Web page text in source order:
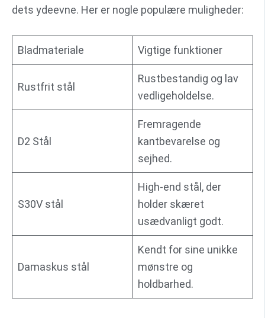
dets ydeevne. Her er nogle populære muligheder:
Bladmateriale Vigtige funktioner
Rustfrit stål
Rustbestandig og lav
vedligeholdelse.
D2 Stål
Fremragende
kantbevarelse og
sejhed.
S30V stål
High-end stål, der
holder skæret
usædvanligt godt.
Damaskus stål
Kendt for sine unikke
mønstre og
holdbarhed.